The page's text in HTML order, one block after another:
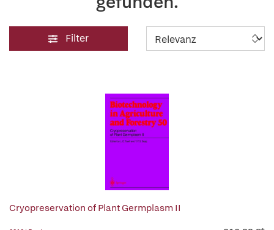
Filter
Cryopreservation of Plant Germplasm II